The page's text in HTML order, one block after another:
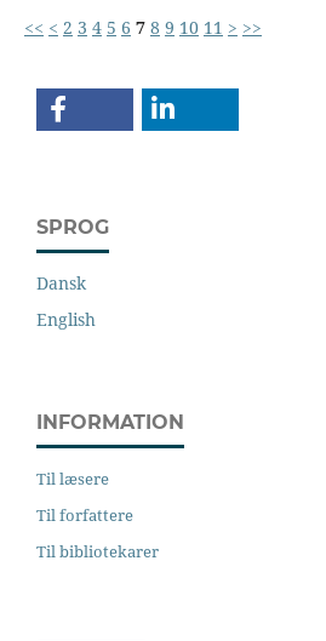
<< < 2 3 4 5 6 7 8 9 10 11 > >>
SPROG
Dansk
English
INFORMATION
Til læsere
Til forfattere
Til bibliotekarer